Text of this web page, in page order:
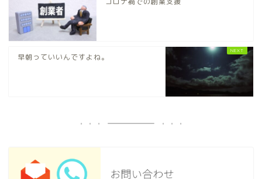
早朝っていいんですよね。